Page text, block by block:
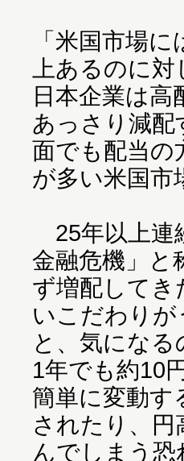
「米国市場
上あるのに
日本企業は
あっさり減配
面でも配当の
が多い米国市
25年以上連
金融危機」と
ず増配してき
いこだわり
と、気にな
1年でも約10
簡単に変動す
されたり、
んでしまう